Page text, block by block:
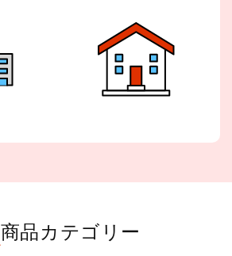
商品カテゴリー